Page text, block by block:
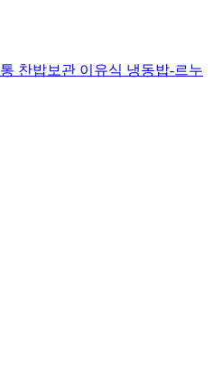
찬밥보관 이유식 냉동밥-르누